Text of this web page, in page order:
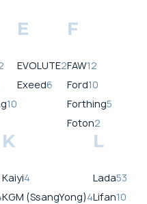
10
E
EVOLUTE2
Exeed6
F
FAW12
Ford10
Forthing5
Foton2
K
Kaiyi4
KGM (SsangYong)4
L
Lada53
Lifan10